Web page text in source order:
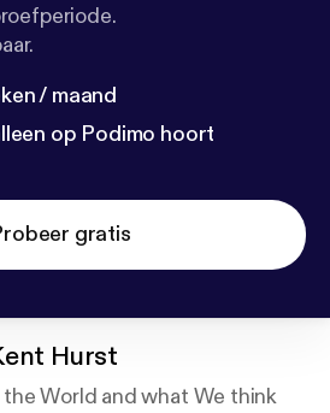
/ maand
op Podimo hoort
gratis
Hurst
World and what We think